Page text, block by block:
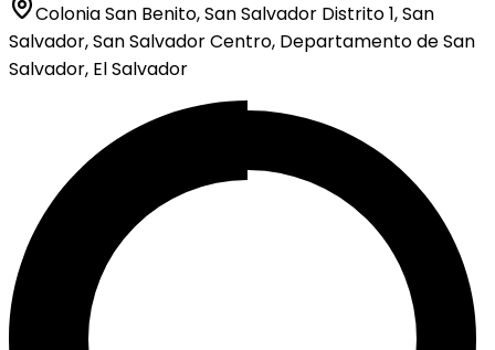
Colonia San Benito, San Salvador Distrito 1, San
Salvador, San Salvador Centro, Departamento de San
Salvador, El Salvador